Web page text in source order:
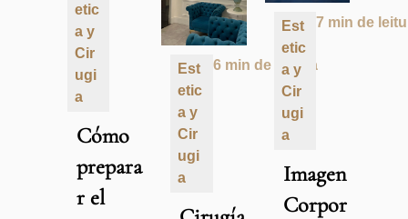
etic
a y
Cir
ugi
a
Cómo
prepara
r el
Est
etic
a y
Cir
ugi
a
6 min de leitura
Est
etic
a y
Cir
ugi
a
7 min de
Imagen
Corpor